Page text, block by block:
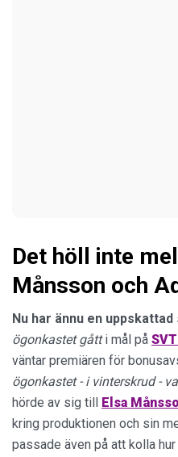
Det höll inte
Månsson och
Nu har ännu en uppskattad
ögonkastet gåtti mål på SVT
väntar premiären för
ögonkastet - i vinterskrud -
hörde av sig till Elsa
kring produktionen och sin
passade även på att kolla